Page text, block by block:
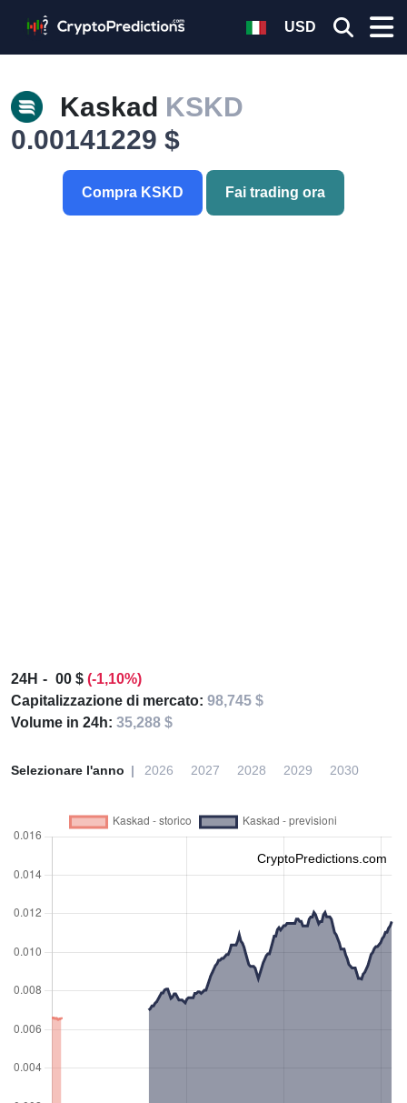
USD
Kaskad KSKD
0.00141229 $
Compra KSKD Fai trading ora
24H 00 $ (-1,10%)
Capitalizzazione di mercato: 98,745 $
Volume in 24h: 35,288 $
Selezionare l'anno 2026 2027 2028 2029 2030
CryptoPredictions.com